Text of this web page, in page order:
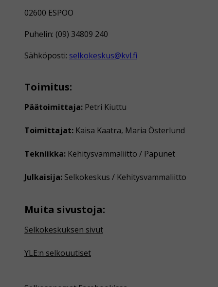
02600 ESPOO
Puhelin: (09) 34809 240
Sähköposti: selkokeskus@kvl.fi
Toimitus:
Päätoimittaja: Petri Kiuttu
Toimittajat: Kaisa Kaatra, Maria Österlund
Tekniikka: Kehitysvammaliitto / Papunet
Julkaisija: Selkokeskus / Kehitysvammaliitto
Muita sivustoja:
Selkokeskuksen sivut
YLE:n selkouutiset